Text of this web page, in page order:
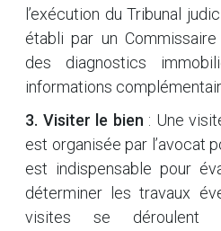
l’exécution du Tribunal
établi par un
des diagnostics
informations
3. Visiter le bien : Une
est organisée par l’avocat
est indispensable pour
déterminer les travaux
visites se déroulent